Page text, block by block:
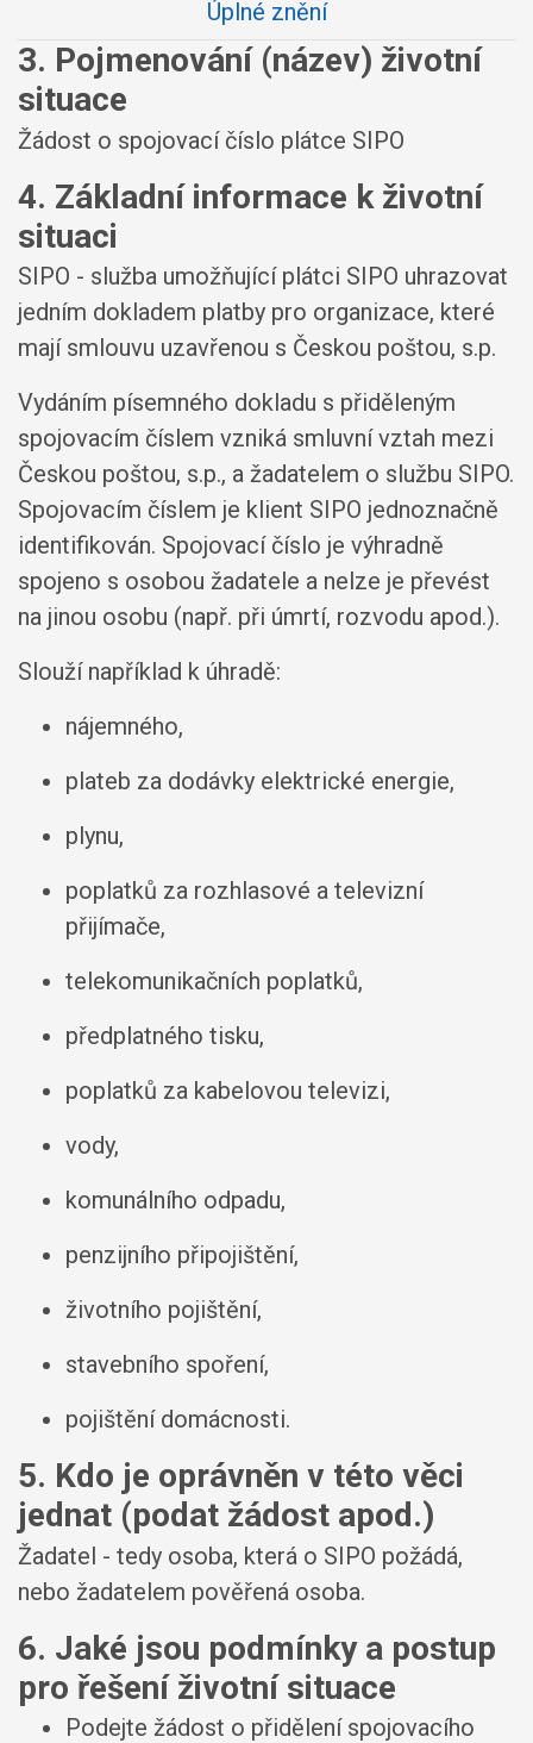
Úplné znění
3. Pojmenování (název) životní
situace
Žádost o spojovací číslo plátce SIPO
4. Základní informace k životní
situaci
SIPO - služba umožňující plátci SIPO uhrazovat
jedním dokladem platby pro organizace, které
mají smlouvu uzavřenou s Českou poštou, s.p.
Vydáním písemného dokladu s přiděleným
spojovacím číslem vzniká smluvní vztah mezi
Českou poštou, s.p., a žadatelem o službu SIPO.
Spojovacím číslem je klient SIPO jednoznačně
identifikován. Spojovací číslo je výhradně
spojeno s osobou žadatele a nelze je převést
na jinou osobu (např. při úmrtí, rozvodu apod.).
Slouží například k úhradě:
nájemného,
plateb za dodávky elektrické energie,
plynu,
poplatků za rozhlasové a televizní
přijímače,
telekomunikačních poplatků,
předplatného tisku,
poplatků za kabelovou televizi,
vody,
komunálního odpadu,
penzijního připojištění,
životního pojištění,
stavebního spoření,
pojištění domácnosti.
5. Kdo je oprávněn v této věci
jednat (podat žádost apod.)
Žadatel - tedy osoba, která o SIPO požádá,
nebo žadatelem pověřená osoba.
6. Jaké jsou podmínky a postup
pro řešení životní situace
Podejte žádost o přidělení spojovacího